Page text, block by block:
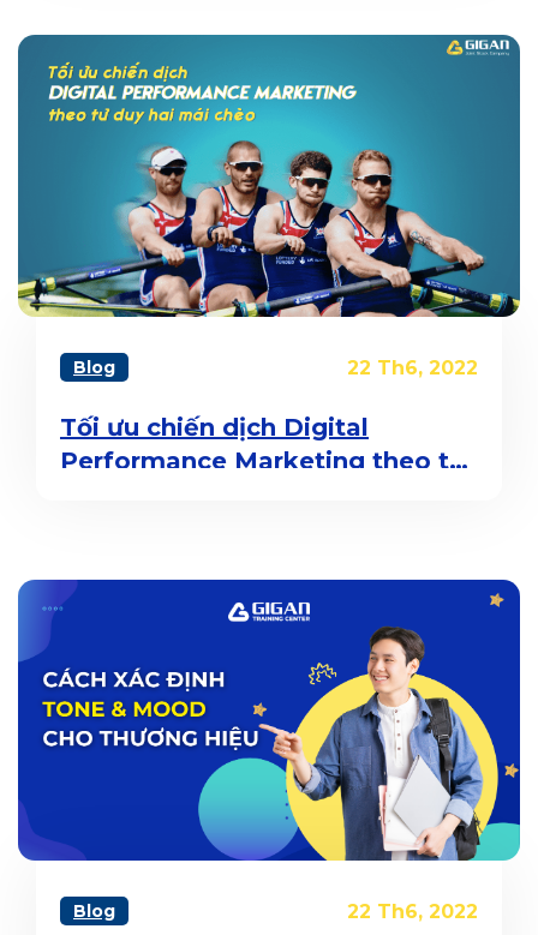
Blog 22 Th6, 2022
Tối ưu chiến dịch Digital
Performance Marketing theo tư
Blog 22 Th6, 2022